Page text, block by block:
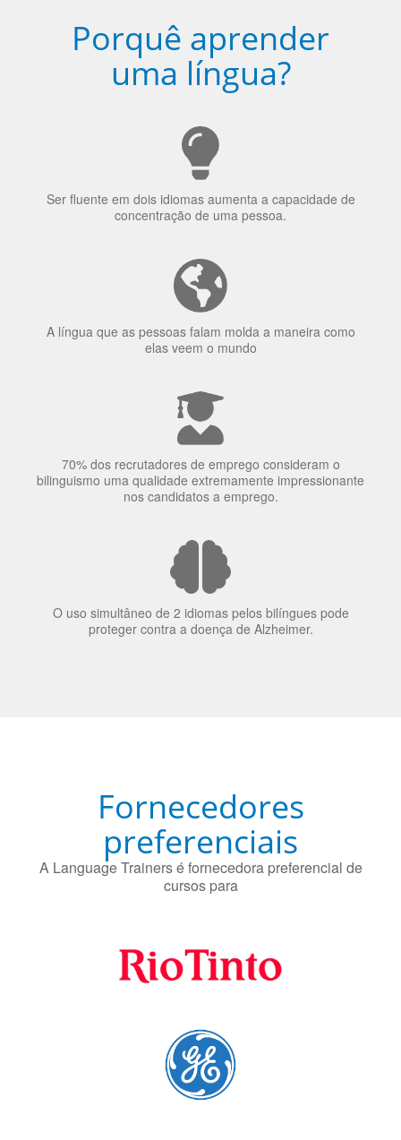
uma língua?
Ser fluente em dois idiomas aumenta a capacidade de
concentração de uma pessoa.
A língua que as pessoas falam molda a maneira como
elas veem o mundo
70% dos recrutadores de emprego consideram o
bilinguismo uma qualidade extremamente impressionante
O uso simultâneo de 2 idiomas pelos bilíngues pode
proteger contra a doença de Alzheimer.
preferenciais
A Language Trainers é fornecedora preferencial de
cursos para